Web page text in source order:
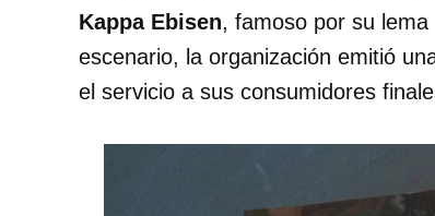
Kappa Ebisen, famoso por su lema
escenario, la organización emitió
el servicio a sus consumidores